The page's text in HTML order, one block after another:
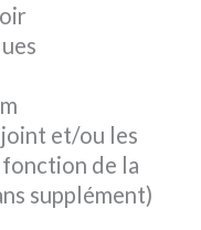
et/ou les
fonction de la
supplément)